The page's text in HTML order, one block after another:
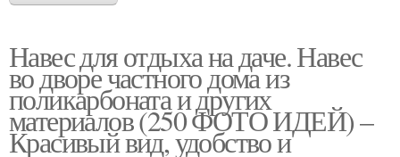
Навес для отдыха на даче. Навес
во дворе частного дома из
поликарбоната и других
материалов (250 ФОТО ИДЕЙ) –
Красивый вид, удобство и